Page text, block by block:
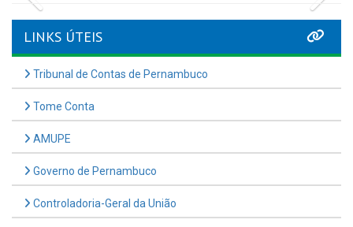
LINKS ÚTEIS
Tribunal de Contas de Pernambuco
Tome Conta
AMUPE
Governo de Pernambuco
Controladoria-Geral da União